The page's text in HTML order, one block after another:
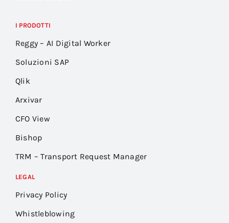
I PRODOTTI
Reggy – AI Digital Worker
Soluzioni SAP
Qlik
Arxivar
CFO View
Bishop
TRM – Transport Request Manager
LEGAL
Privacy Policy
Whistleblowing